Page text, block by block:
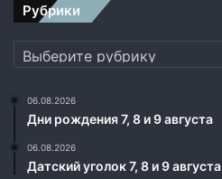
Рубрики
Рубрики
06.08.2026
Дни рождения 7, 8 и 9 августа
06.08.2026
Датский уголок 7, 8 и 9 августа